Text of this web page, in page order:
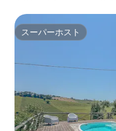
スーパーホスト
スーパーホスト